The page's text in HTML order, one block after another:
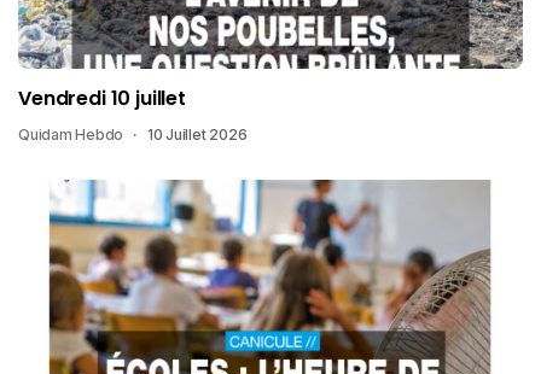
Vendredi 10 juillet
Quidam Hebdo 10 Juillet 2026